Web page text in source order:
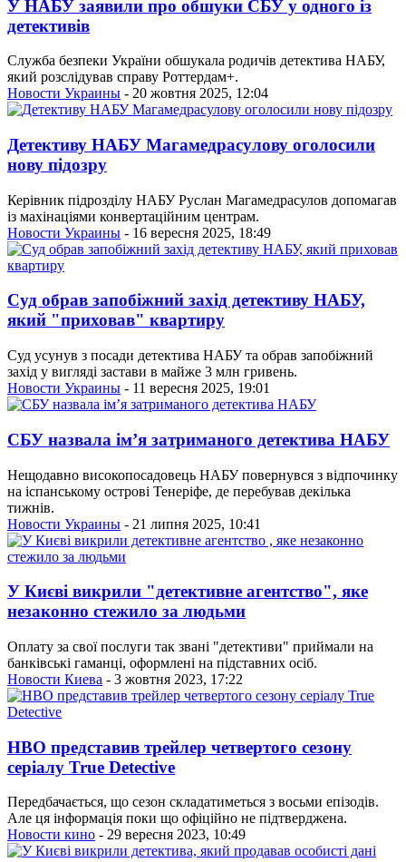
У НАБУ заявили про обшуки СБУ у одного із
детективів
Служба безпеки України обшукала родичів детектива НАБУ,
який розслідував справу Роттердам+.
Новости Украины - 20 жовтня 2025, 12:04
Детективу НАБУ Магамедрасулову оголосили
нову підозру
Керівник підрозділу НАБУ Руслан Магамедрасулов допомагав
із махінаціями конвертаційним центрам.
Новости Украины - 16 вересня 2025, 18:49
Суд обрав запобіжний захід детективу НАБУ,
який "приховав" квартиру
Суд усунув з посади детектива НАБУ та обрав запобіжний
захід у вигляді застави в майже 3 млн гривень.
Новости Украины - 11 вересня 2025, 19:01
СБУ назвала ім’я затриманого детектива НАБУ
Нещодавно високопосадовець НАБУ повернувся з відпочинку
на іспанському острові Тенеріфе, де перебував декілька
тижнів.
Новости Украины - 21 липня 2025, 10:41
У Києві викрили "детективне агентство", яке
незаконно стежило за людьми
Оплату за свої послуги так звані "детективи" приймали на
банківські гаманці, оформлені на підставних осіб.
Новости Киева - 3 жовтня 2023, 17:22
HBO представив трейлер четвертого сезону
серіалу True Detective
Передбачається, що сезон складатиметься з восьми епізодів.
Але ця інформація поки що офіційно не підтверджена.
Новости кино - 29 вересня 2023, 10:49